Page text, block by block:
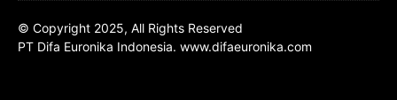
© Copyright 2025, All Rights Reserved
PT Difa Euronika Indonesia. www.difaeuronika.com